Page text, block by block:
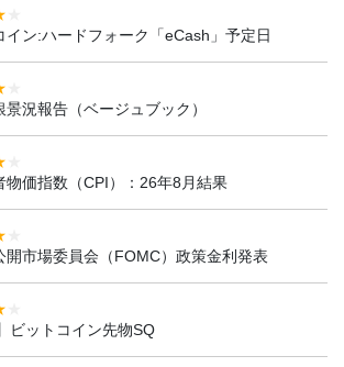
イン:ハードフォーク「eCash」予定日
景況報告（ベージュブック）
物価指数（CPI）：26年8月結果
開市場委員会（FOMC）政策金利発表
ビットコイン先物SQ